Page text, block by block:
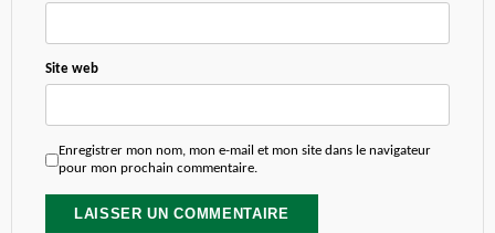
Site web
Enregistrer mon nom, mon e-mail et mon site dans le navigateur
pour mon prochain commentaire.